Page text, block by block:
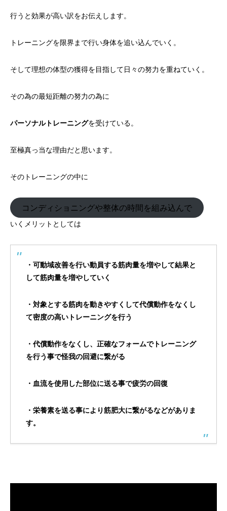
行うと効果が高い訳をお伝えします。
トレーニングを限界まで行い身体を追い込んでいく。
そして理想の体型の獲得を目指して日々の努力を重ねていく。
その為の最短距離の努力の為に
パーソナルトレーニングを受けている。
至極真っ当な理由だと思います。
そのトレーニングの中に
コンディショニングや整体の時間を組み込んで
いくメリットとしては
・可動域改善を行い動員する筋肉量を増やして結果と
して筋肉量を増やしていく
・対象とする筋肉を動きやすくして代償動作をなくし
て密度の高いトレーニングを行う
・代償動作をなくし、正確なフォームでトレーニング
を行う事で怪我の回避に繋がる
・血流を使用した部位に送る事で疲労の回復
・栄養素を送る事により筋肥大に繋がるなどがありま
す。